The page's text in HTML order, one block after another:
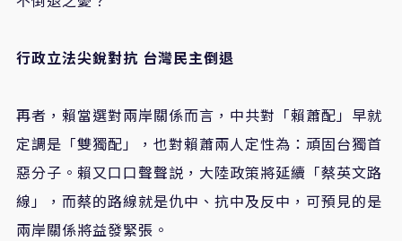
行政立法尖銳對抗 台灣民主倒退
再者，賴當選對兩岸關係而言，中共對「賴蕭配」早就
定調是「雙獨配」，也對賴蕭兩人定性為：頑固台獨首
惡分子。賴又口口聲聲説，大陸政策將延續「蔡英文路
線」，而蔡的路線就是仇中、抗中及反中，可預見的是
兩岸關係將益發緊張。